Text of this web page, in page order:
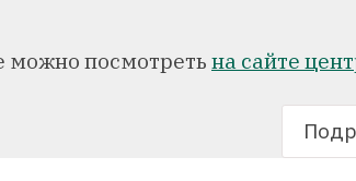
можно посмотреть на сайте